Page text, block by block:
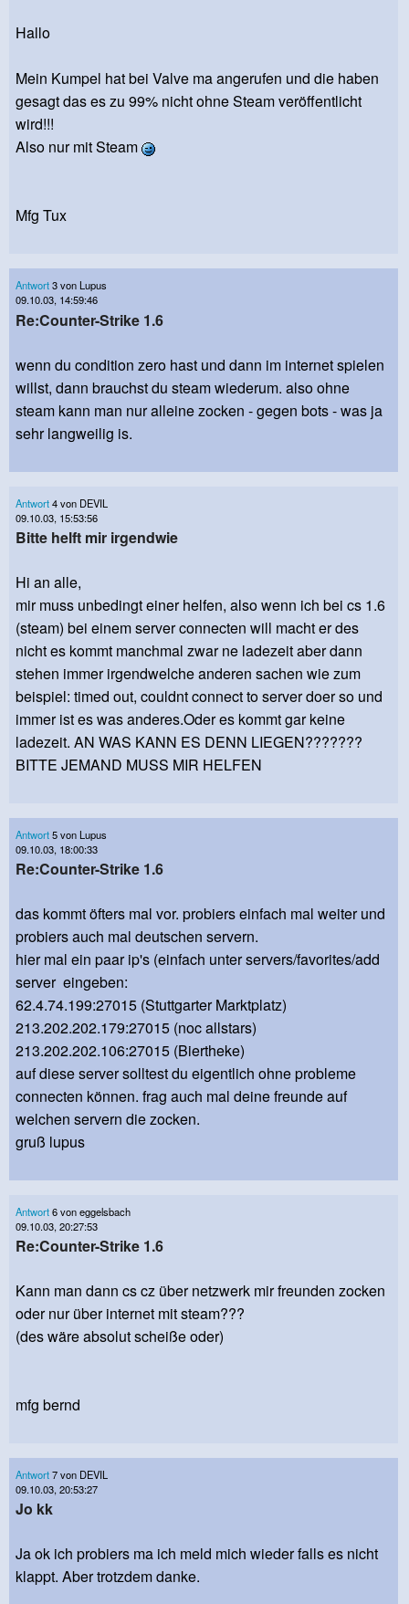
Hallo
Mein Kumpel hat bei Valve ma angerufen und die haben
gesagt das es zu 99% nicht ohne Steam veröffentlicht
wird!!!
Also nur mit Steam
Mfg Tux
Antwort3 von Lupus
09.10.03, 14:59:46
Re:Counter-Strike 1.6
wenn du condition zero hast und dann im internet spielen
willst, dann brauchst du steam wiederum. also ohne
steam kann man nur alleine zocken - gegen bots - was ja
sehr langweilig is.
Antwort4 von DEVIL
09.10.03, 15:53:56
Bitte helft mir irgendwie
Hi an alle,
mir muss unbedingt einer helfen, also wenn ich bei cs 1.6
(steam) bei einem server connecten will macht er des
nicht es kommt manchmal zwar ne ladezeit aber dann
stehen immer irgendwelche anderen sachen wie zum
beispiel: timed out, couldnt connect to server doer so und
immer ist es was anderes.Oder es kommt gar keine
ladezeit. AN WAS KANN ES DENN LIEGEN???????
BITTE JEMAND MUSS MIR HELFEN
Antwort5 von Lupus
09.10.03, 18:00:33
Re:Counter-Strike 1.6
das kommt öfters mal vor. probiers einfach mal weiter und
probiers auch mal deutschen servern.
hier mal ein paar ip's (einfach unter servers/favorites/add
server eingeben:
62.4.74.199:27015 (Stuttgarter Marktplatz)
213.202.202.179:27015 (noc allstars)
213.202.202.106:27015 (Biertheke)
auf diese server solltest du eigentlich ohne probleme
connecten können. frag auch mal deine freunde auf
welchen servern die zocken.
gruß lupus
Antwort6 von eggelsbach
09.10.03, 20:27:53
Re:Counter-Strike 1.6
Kann man dann cs cz über netzwerk mir freunden zocken
oder nur über internet mit steam???
(des wäre absolut scheiße oder)
mfg bernd
Antwort7 von DEVIL
09.10.03, 20:53:27
Jo kk
Ja ok ich probiers ma ich meld mich wieder falls es nicht
klappt. Aber trotzdem danke.